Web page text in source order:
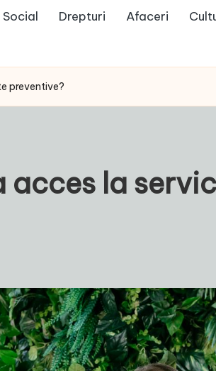
Social Drepturi Afaceri
preventive?
acces la